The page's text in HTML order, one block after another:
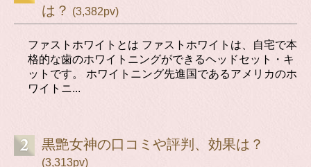
は？ (3,382pv)
ファストホワイトとは ファストホワイトは、自宅で本
格的な歯のホワイトニングができるヘッドセット・キ
ットです。 ホワイトニング先進国であるアメリカのホ
ワイトニ...
黒艶女神の口コミや評判、効果は？
(3,313pv)